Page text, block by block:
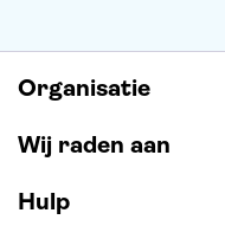
Organisatie
Wij raden aan
Hulp